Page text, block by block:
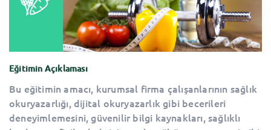
Eğitimin Açıklaması
Bu eğitimin amacı, kurumsal firma çalışanlarının sağlık
okuryazarlığı, dijital okuryazarlık gibi becerileri
deneyimlemesini, güvenilir bilgi kaynakları, sağlıklı